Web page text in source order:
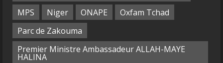
MPS
Niger ONAPE
Oxfam Tchad
Parc de Zakouma
Premier Ministre Ambassadeur ALLAH-MAYE
HALINA